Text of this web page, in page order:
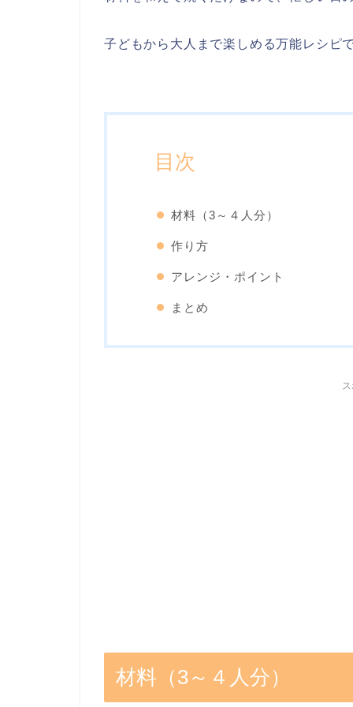
子どもから大人まで楽しめる万能レシピで
目次
材料（3～４人分）
作り方
アレンジ・ポイント
まとめ
材料（3～４人分）